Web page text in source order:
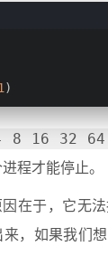
)
8 16 32
程才能停止。
在于，它无法
来，如果我们